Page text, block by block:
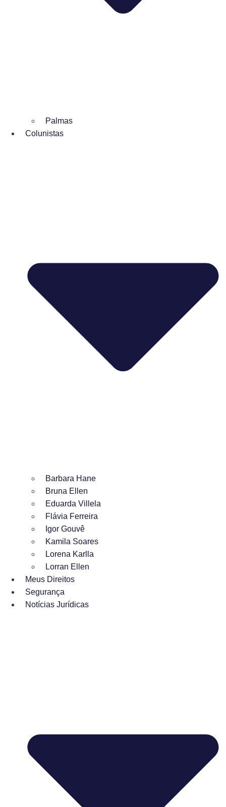
Palmas
Colunistas
Barbara Hane
Bruna Ellen
Eduarda Villela
Flávia Ferreira
Igor Gouvê
Kamila Soares
Lorena Karlla
Lorran Ellen
Meus Direitos
Segurança
Notícias Jurídicas